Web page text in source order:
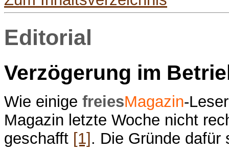
Editorial
Verzögerung im
Wie einige freiesMagazin-
Magazin letzte Woche nicht
geschafft [1] . Die Gründe dafür